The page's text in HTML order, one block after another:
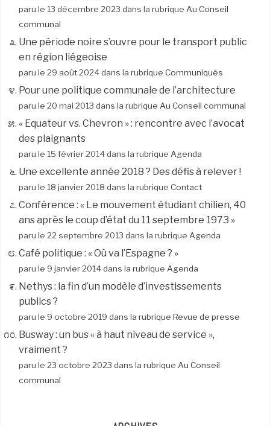
paru le 13 décembre 2023 dans la rubrique Au Conseil
communal
Une période noire s’ouvre pour le transport public
en région liégeoise
paru le 29 août 2024 dans la rubrique Communiqués
Pour une politique communale de l’architecture
paru le 20 mai 2013 dans la rubrique Au Conseil communal
« Equateur vs. Chevron » : rencontre avec l’avocat
des plaignants
paru le 15 février 2014 dans la rubrique Agenda
Une excellente année 2018 ? Des défis à relever !
paru le 18 janvier 2018 dans la rubrique Contact
Conférence : « Le mouvement étudiant chilien, 40
ans après le coup d’état du 11 septembre 1973 »
paru le 22 septembre 2013 dans la rubrique Agenda
Café politique : « Où va l’Espagne ? »
paru le 9 janvier 2014 dans la rubrique Agenda
Nethys : la fin d’un modèle d’investissements
publics ?
paru le 9 octobre 2019 dans la rubrique Revue de presse
Busway : un bus « à haut niveau de service »,
vraiment ?
paru le 23 octobre 2023 dans la rubrique Au Conseil
communal